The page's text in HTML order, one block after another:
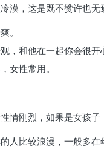
漠，这是既不赞许也无
。
，和他在一起你会很开
女性常用。
情刚烈，如果是女孩子
人比较浪漫，一般多